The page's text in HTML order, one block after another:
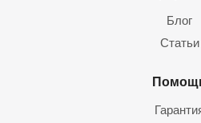
Блог
Статьи